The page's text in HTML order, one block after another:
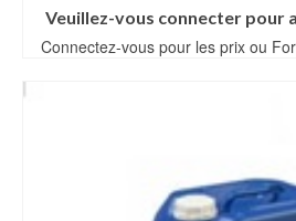
Veuillez-vous connecter pour
Connectez-vous pour les prix ou